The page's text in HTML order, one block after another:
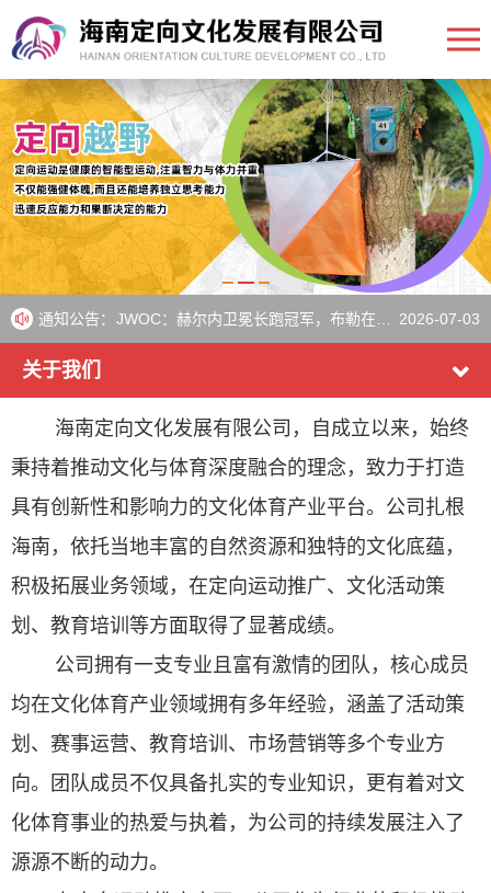
通知公告：
2026-07-10
WOC：来自23个国家的运动员将在周五为淘汰赛荣耀而战
2026-07-08
WOC：来自26个国家的运动员晋级短距离决赛
2026-07-03
JWOC：赫尔内卫冕长跑冠军，布勒在瑞典夺得第三枚金牌
2026-07-01
《IOF》Aebersold和Heikkilä在瑞典比赛后继续保持世界杯领先地位
关于我们
海南定向文化发展有限公司，自成立以来，始终
秉持着推动文化与体育深度融合的理念，致力于打造
具有创新性和影响力的文化体育产业平台。公司扎根
海南，依托当地丰富的自然资源和独特的文化底蕴，
积极拓展业务领域，在定向运动推广、文化活动策
划、教育培训等方面取得了显著成绩。
公司拥有一支专业且富有激情的团队，核心成员
均在文化体育产业领域拥有多年经验，涵盖了活动策
划、赛事运营、教育培训、市场营销等多个专业方
向。团队成员不仅具备扎实的专业知识，更有着对文
化体育事业的热爱与执着，为公司的持续发展注入了
源源不断的动力。